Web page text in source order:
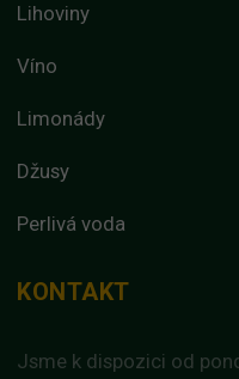
Lihoviny
Víno
Limonády
Džusy
Perlivá voda
KONTAKT
Jsme k dispozici od